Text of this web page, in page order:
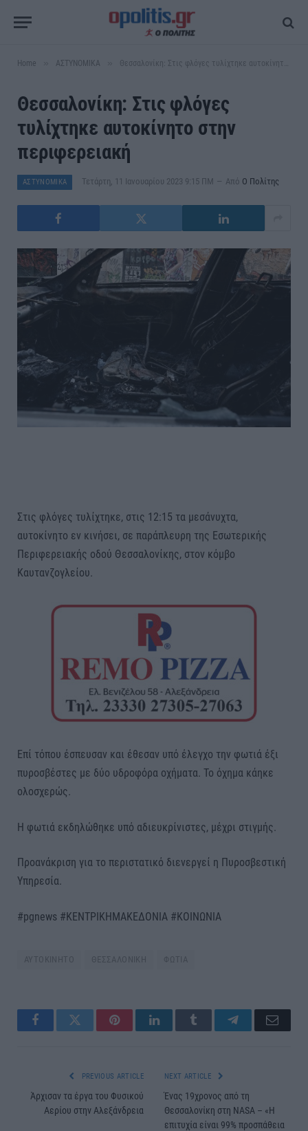
Home ΑΣΤΥΝΟΜΙΚΑ Θεσσαλονίκη: Στις φλόγες τυλίχτηκε αυτοκίνητο στην περιφερειακή
Θεσσαλονίκη: Στις φλόγες
τυλίχτηκε αυτοκίνητο στην
περιφερειακή
ΑΣΤΥΝΟΜΙΚΑ Τετάρτη, 11 Ιανουαρίου 2023 9:15 ΠΜ Από Ο Πολίτης
Στις φλόγες τυλίχτηκε, στις 12:15 τα μεσάνυχτα,
αυτοκίνητο εν κινήσει, σε παράπλευρη της Εσωτερικής
Περιφερειακής οδού Θεσσαλονίκης, στον κόμβο
Καυτανζογλείου.
Επί τόπου έσπευσαν και έθεσαν υπό έλεγχο την φωτιά έξι
πυροσβέστες με δύο υδροφόρα οχήματα. Το όχημα κάηκε
ολοσχερώς.
Η φωτιά εκδηλώθηκε υπό αδιευκρίνιστες, μέχρι στιγμής.
Προανάκριση για το περιστατικό διενεργεί η Πυροσβεστική
Υπηρεσία.
#pgnews #ΚΕΝΤΡΙΚΗΜΑΚΕΔΟΝΙΑ #ΚΟΙΝΩΝΙΑ
ΑΥΤΟΚΙΝΗΤΟ ΘΕΣΣΑΛΟΝΙΚΗ ΦΩΤΙΑ
FacebookTwitter PinterestLinkedInTumblr TelegramEmail
PREVIOUS ARTICLE
Άρχισαν τα έργα του Φυσικού
Αερίου στην Αλεξάνδρεια
NEXT ARTICLE
Ένας 19χρονος από τη
Θεσσαλονίκη στη NASA – «Η
επιτυχία είναι 99% προσπάθεια